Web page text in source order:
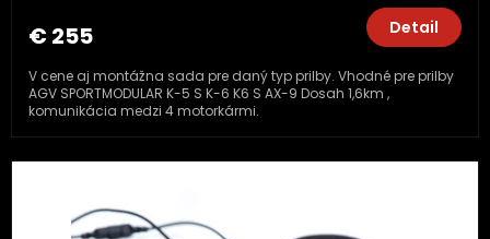
€ 255 Detail
V cene aj montážna sada pre daný typ prilby. Vhodné pre prilby
AGV SPORTMODULAR K-5 S K-6 K6 S AX-9 Dosah 1,6km ,
komunikácia medzi 4 motorkármi.